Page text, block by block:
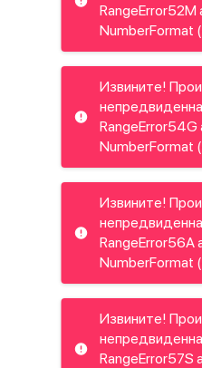
RangeError52M
NumberFormat
Извините!
RangeError54G
NumberFormat
Извините!
RangeError56A
NumberFormat
Извините!
RangeError57S